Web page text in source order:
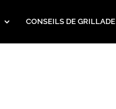
CONSEILS DE GRILLADE